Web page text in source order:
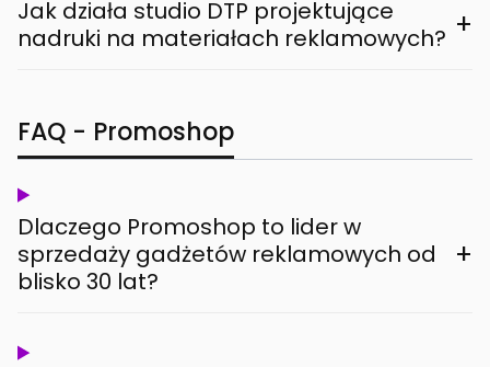
Jak działa studio DTP projektujące
nadruki na materiałach reklamowych? +
FAQ - Promoshop
Dlaczego Promoshop to lider w
sprzedaży gadżetów reklamowych od
blisko 30 lat?
+